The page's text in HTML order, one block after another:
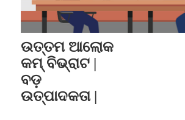
ଉତ୍ତମ ଆଲୋକ
କମ୍ ବିଭ୍ରାଟ |
ବଡ଼
ଉତ୍ପାଦକତା |